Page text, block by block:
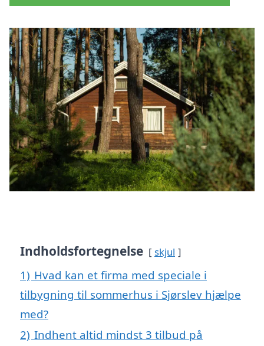
Indholdsfortegnelse skjul
1) Hvad kan et firma med speciale i
tilbygning til sommerhus i Sjørslev hjælpe
med?
2) Indhent altid mindst 3 tilbud på